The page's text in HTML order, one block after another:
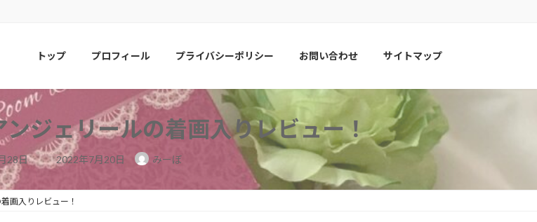
トップ プロフィール プライバシーポリシー お問い合わせ サイトマップ
ジェリールの着画入りレビュー！
28日
最
終
日
時
2022年7月20日 みーぼ
画入りレビュー！